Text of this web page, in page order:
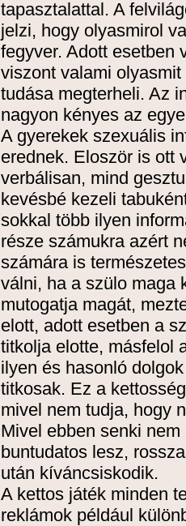
tapasztalattal. A
jelzi, hogy olyasmirol
fegyver. Adott esetben
viszont valami
tudása megterheli. Az
nagyon kényes az
A gyerekek szexuális
erednek. Eloször is ott
verbálisan, mind
kevésbé kezeli
sokkal több ilyen
része számukra azért
számára is
válni, ha a szülo maga
mutogatja magát,
elott, adott esetben a
titkolja elotte, másfelol
ilyen és hasonló
titkosak. Ez a
mivel nem tudja, hogy
Mivel ebben senki
buntudatos lesz,
után kíváncsiskodik.
A kettos játék minden
reklámok például